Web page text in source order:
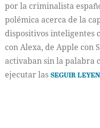
por la criminalista
polémica acerca de la
dispositivos inteligentes
con Alexa, de Apple con
activaban sin la palabra
ejecutar lasSEGUIR